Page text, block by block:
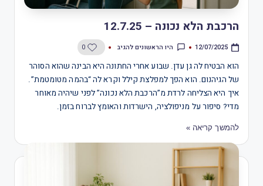
הרכבת הלא נכונה – 12.7.25
12/07/2025 היו הראשונים להגיב 0
הוא הבטיח לה גן עדן. שבוע אחרי החתונה היא הבינה שהוא הסוהר
של הגיהנום. הוא הפך למפלצת קילל וקרא לה “בהמה מטומטמת”.
איך היא הצליחה לרדת מ”הרכבת הלא נכונה” לפני שיהיה מאוחר
מדי? סיפור על מניפולציה, הישרדות והאומץ לברוח בזמן.​​​​​​​​​​​​​​​​
להמשך קריאה »